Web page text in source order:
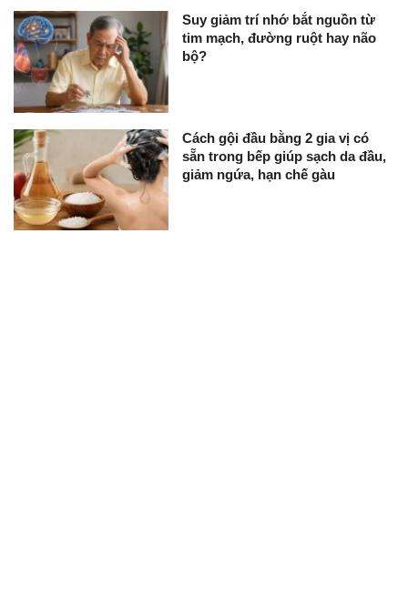
Suy giảm trí nhớ bắt nguồn từ
tim mạch, đường ruột hay não
bộ?
Cách gội đầu bằng 2 gia vị có
sẵn trong bếp giúp sạch da đầu,
giảm ngứa, hạn chế gàu